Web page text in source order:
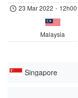
23 Mar 2022 - 12h00
Malaysia
Singapore